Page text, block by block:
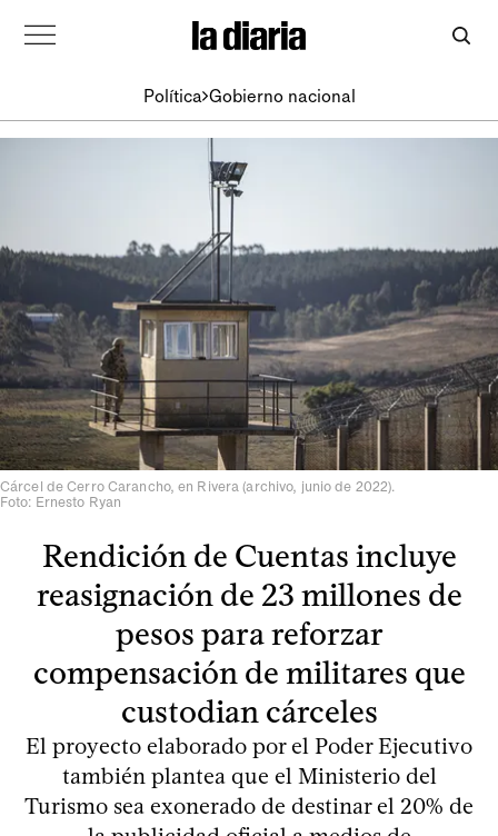
Política Gobierno nacional
Cárcel de Cerro Carancho, en Rivera (archivo, junio de 2022).
Foto: Ernesto Ryan
Rendición de Cuentas incluye
reasignación de 23 millones de
pesos para reforzar
compensación de militares que
custodian cárceles
El proyecto elaborado por el Poder Ejecutivo
también plantea que el Ministerio del
Turismo sea exonerado de destinar el 20% de